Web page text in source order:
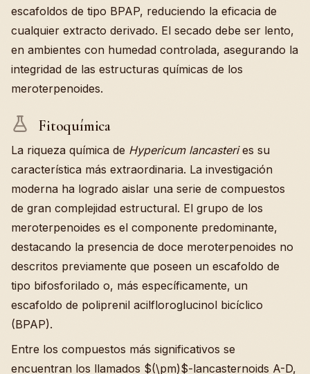
escafoldos de tipo BPAP, reduciendo la eficacia de
cualquier extracto derivado. El secado debe ser lento,
en ambientes con humedad controlada, asegurando la
integridad de las estructuras químicas de los
meroterpenoides.
Fitoquímica
La riqueza química de Hypericum lancasteries su
característica más extraordinaria. La investigación
moderna ha logrado aislar una serie de compuestos
de gran complejidad estructural. El grupo de los
meroterpenoides es el componente predominante,
destacando la presencia de doce meroterpenoides no
descritos previamente que poseen un escafoldo de
tipo bifosforilado o, más específicamente, un
escafoldo de poliprenil acilfloroglucinol bicíclico
(BPAP).
Entre los compuestos más significativos se
encuentran los llamados $(\pm)$-lancasternoids A-D,